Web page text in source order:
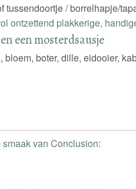
tussendoortje / borrelhapje/
ontzettend plakkerige,
een mosterdsausje
bloem, boter, dille, eidooier,
smaak van Conclusion: